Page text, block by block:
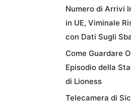
Numero di Arrivi
in UE, Viminale
con Dati Sugli
Come Guardare
Episodio della
di Lioness
Telecamera di